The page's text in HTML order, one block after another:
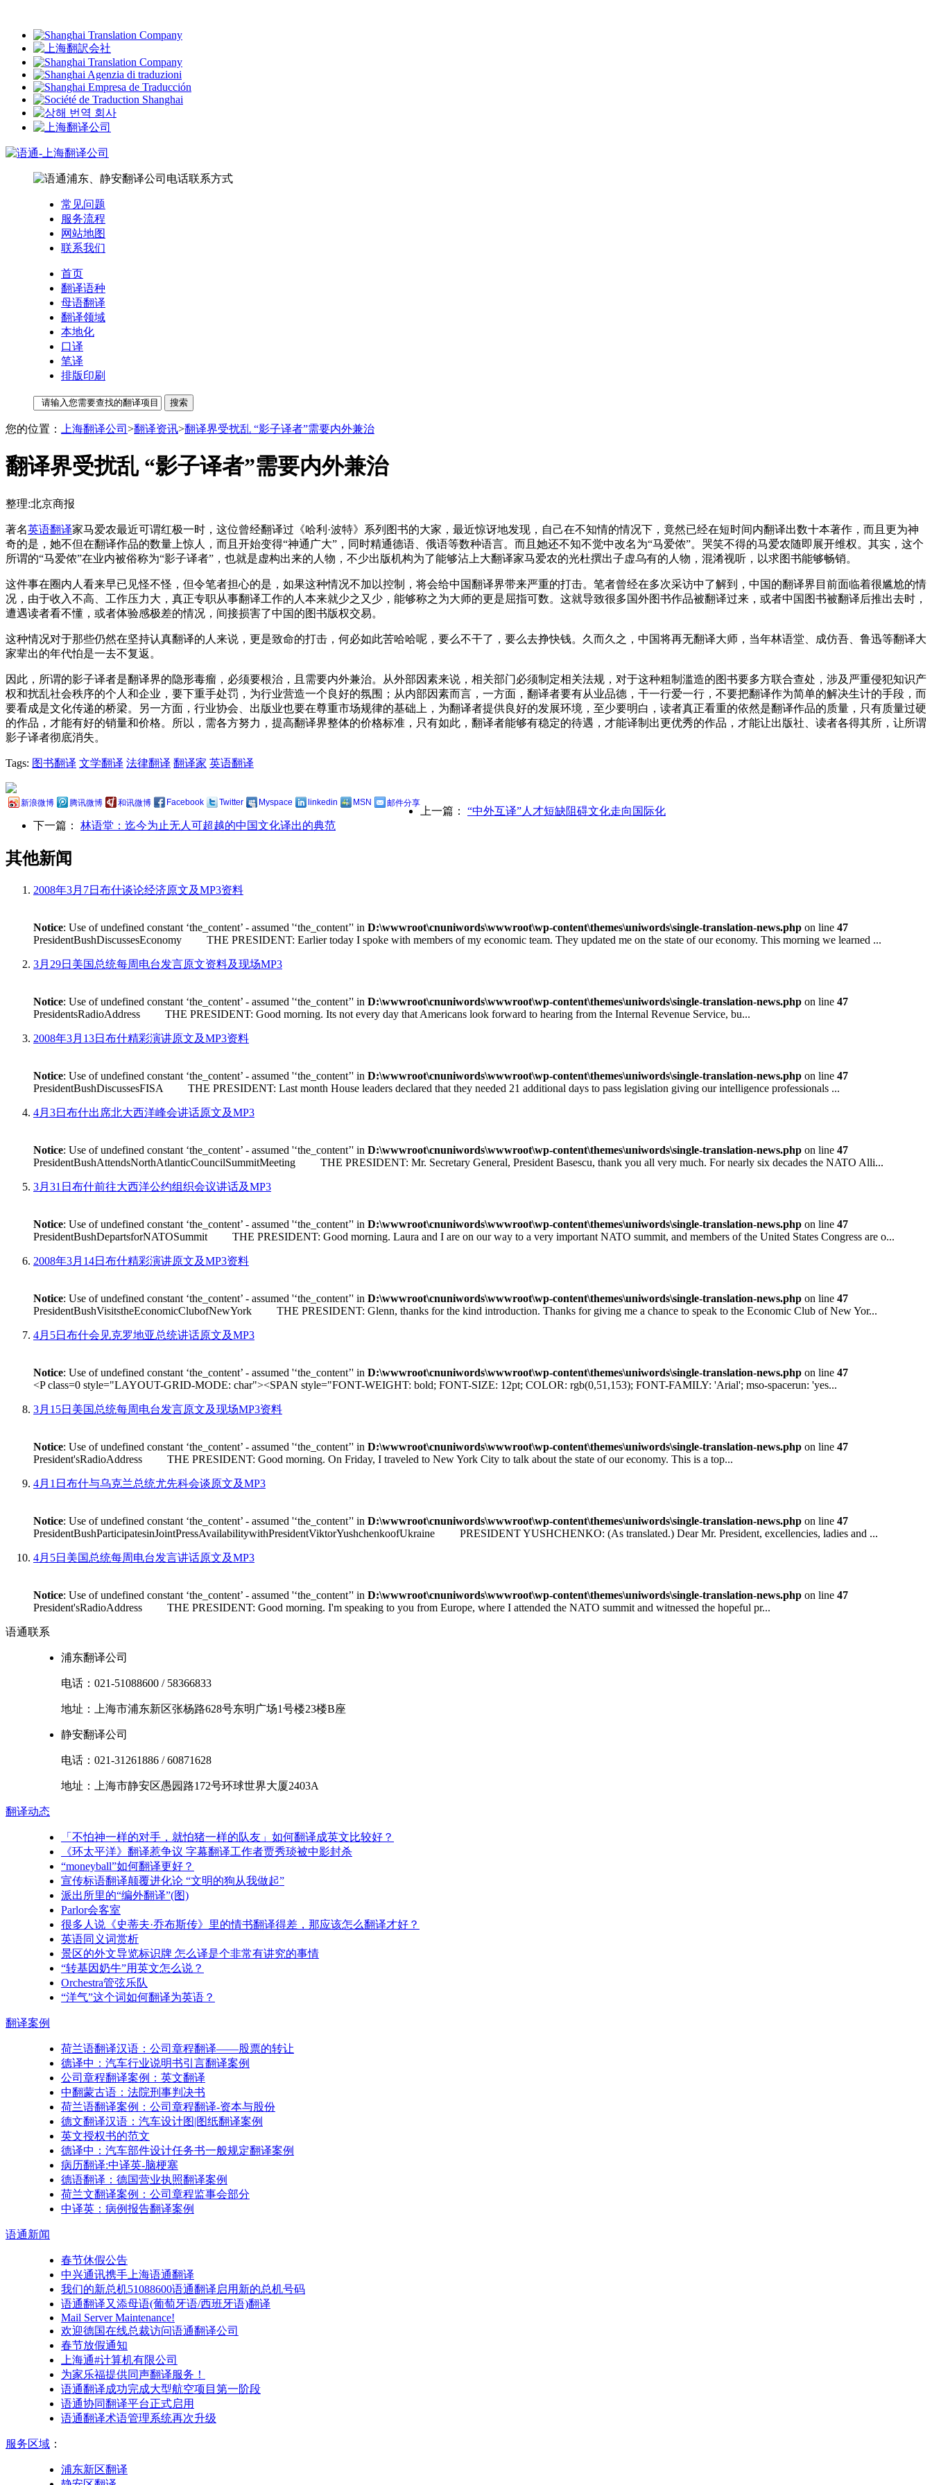
常见问题
服务流程
网站地图
联系我们
首页
翻译语种
母语翻译
翻译领域
本地化
口译
笔译
排版印刷
您的位置： 上海翻译公司 >翻译资讯>翻译界受扰乱 “影子译者”需要内外兼治
翻译界受扰乱 “影子译者”需要内外兼治
整理:北京商报
著名英语翻译家马爱农最近可谓红极一时，这位曾经翻译过《哈利·波特》系列图书的大家，最近惊讶地发现，自己在不知情的情况下，竟然已经在短时间内翻译出数十本著作，而且更为神
奇的是，她不但在翻译作品的数量上惊人，而且开始变得“神通广大”，同时精通德语、俄语等数种语言。而且她还不知不觉中改名为“马爱侬”。哭笑不得的马爱农随即展开维权。其实，这个
所谓的“马爱侬”在业内被俗称为“影子译者”，也就是虚构出来的人物，不少出版机构为了能够沾上大翻译家马爱农的光杜撰出子虚乌有的人物，混淆视听，以求图书能够畅销。
这件事在圈内人看来早已见怪不怪，但令笔者担心的是，如果这种情况不加以控制，将会给中国翻译界带来严重的打击。笔者曾经在多次采访中了解到，中国的翻译界目前面临着很尴尬的情
况，由于收入不高、工作压力大，真正专职从事翻译工作的人本来就少之又少，能够称之为大师的更是屈指可数。这就导致很多国外图书作品被翻译过来，或者中国图书被翻译后推出去时，
遭遇读者看不懂，或者体验感极差的情况，间接损害了中国的图书版权交易。
这种情况对于那些仍然在坚持认真翻译的人来说，更是致命的打击，何必如此苦哈哈呢，要么不干了，要么去挣快钱。久而久之，中国将再无翻译大师，当年林语堂、成仿吾、鲁迅等翻译大
家辈出的年代怕是一去不复返。
因此，所谓的影子译者是翻译界的隐形毒瘤，必须要根治，且需要内外兼治。从外部因素来说，相关部门必须制定相关法规，对于这种粗制滥造的图书要多方联合查处，涉及严重侵犯知识产
权和扰乱社会秩序的个人和企业，要下重手处罚，为行业营造一个良好的氛围；从内部因素而言，一方面，翻译者要有从业品德，干一行爱一行，不要把翻译作为简单的解决生计的手段，而
要看成是文化传递的桥梁。另一方面，行业协会、出版业也要在尊重市场规律的基础上，为翻译者提供良好的发展环境，至少要明白，读者真正看重的依然是翻译作品的质量，只有质量过硬
的作品，才能有好的销量和价格。所以，需各方努力，提高翻译界整体的价格标准，只有如此，翻译者能够有稳定的待遇，才能译制出更优秀的作品，才能让出版社、读者各得其所，让所谓
影子译者彻底消失。
Tags: 图书翻译 文学翻译 法律翻译 翻译家 英语翻译
新浪微博 腾讯微博 和讯微博 Facebook Twitter Myspace linkedin MSN 邮件分享
上一篇： “中外互译”人才短缺阻碍文化走向国际化
下一篇： 林语堂：迄今为止无人可超越的中国文化译出的典范
其他新闻
2008年3月7日布什谈论经济原文及MP3资料
Notice: Use of undefined constant ‘the_content’ - assumed '‘the_content’' in D:\wwwroot\cnuniwords\wwwroot\wp-content\themes\uniwords\single-translation-news.php on line 47
PresidentBushDiscussesEconomy THE PRESIDENT: Earlier today I spoke with members of my economic team. They updated me on the state of our economy. This morning we learned ...
3月29日美国总统每周电台发言原文资料及现场MP3
Notice: Use of undefined constant ‘the_content’ - assumed '‘the_content’' in D:\wwwroot\cnuniwords\wwwroot\wp-content\themes\uniwords\single-translation-news.php on line 47
PresidentsRadioAddress THE PRESIDENT: Good morning. Its not every day that Americans look forward to hearing from the Internal Revenue Service, bu...
2008年3月13日布什精彩演讲原文及MP3资料
Notice: Use of undefined constant ‘the_content’ - assumed '‘the_content’' in D:\wwwroot\cnuniwords\wwwroot\wp-content\themes\uniwords\single-translation-news.php on line 47
PresidentBushDiscussesFISA THE PRESIDENT: Last month House leaders declared that they needed 21 additional days to pass legislation giving our intelligence professionals ...
4月3日布什出席北大西洋峰会讲话原文及MP3
Notice: Use of undefined constant ‘the_content’ - assumed '‘the_content’' in D:\wwwroot\cnuniwords\wwwroot\wp-content\themes\uniwords\single-translation-news.php on line 47
PresidentBushAttendsNorthAtlanticCouncilSummitMeeting THE PRESIDENT: Mr. Secretary General, President Basescu, thank you all very much. For nearly six decades the NATO Alli...
3月31日布什前往大西洋公约组织会议讲话及MP3
Notice: Use of undefined constant ‘the_content’ - assumed '‘the_content’' in D:\wwwroot\cnuniwords\wwwroot\wp-content\themes\uniwords\single-translation-news.php on line 47
PresidentBushDepartsforNATOSummit THE PRESIDENT: Good morning. Laura and I are on our way to a very important NATO summit, and members of the United States Congress are o...
2008年3月14日布什精彩演讲原文及MP3资料
Notice: Use of undefined constant ‘the_content’ - assumed '‘the_content’' in D:\wwwroot\cnuniwords\wwwroot\wp-content\themes\uniwords\single-translation-news.php on line 47
PresidentBushVisitstheEconomicClubofNewYork THE PRESIDENT: Glenn, thanks for the kind introduction. Thanks for giving me a chance to speak to the Economic Club of New Yor...
4月5日布什会见克罗地亚总统讲话原文及MP3
Notice: Use of undefined constant ‘the_content’ - assumed '‘the_content’' in D:\wwwroot\cnuniwords\wwwroot\wp-content\themes\uniwords\single-translation-news.php on line 47
<P class=0 style="LAYOUT-GRID-MODE: char"><SPAN style="FONT-WEIGHT: bold; FONT-SIZE: 12pt; COLOR: rgb(0,51,153); FONT-FAMILY: 'Arial'; mso-spacerun: 'yes...
3月15日美国总统每周电台发言原文及现场MP3资料
Notice: Use of undefined constant ‘the_content’ - assumed '‘the_content’' in D:\wwwroot\cnuniwords\wwwroot\wp-content\themes\uniwords\single-translation-news.php on line 47
President'sRadioAddress THE PRESIDENT: Good morning. On Friday, I traveled to New York City to talk about the state of our economy. This is a top...
4月1日布什与乌克兰总统尤先科会谈原文及MP3
Notice: Use of undefined constant ‘the_content’ - assumed '‘the_content’' in D:\wwwroot\cnuniwords\wwwroot\wp-content\themes\uniwords\single-translation-news.php on line 47
PresidentBushParticipatesinJointPressAvailabilitywithPresidentViktorYushchenkoofUkraine PRESIDENT YUSHCHENKO: (As translated.) Dear Mr. President, excellencies, ladies and ...
4月5日美国总统每周电台发言讲话原文及MP3
Notice: Use of undefined constant ‘the_content’ - assumed '‘the_content’' in D:\wwwroot\cnuniwords\wwwroot\wp-content\themes\uniwords\single-translation-news.php on line 47
President'sRadioAddress THE PRESIDENT: Good morning. I'm speaking to you from Europe, where I attended the NATO summit and witnessed the hopeful pr...
语通联系
浦东翻译公司
电话： 021-51088600 / 58366833
地址： 上海市浦东新区张杨路628号东明广场1号楼23楼B座
静安翻译公司
电话： 021-31261886 /60871628
地址： 上海市静安区愚园路172号环球世界大厦2403A
翻译动态
「不怕神一样的对手，就怕猪一样的队友」如何翻译成英文比较好？
《环太平洋》翻译惹争议 字幕翻译工作者贾秀琰被中影封杀
“moneyball”如何翻译更好？
宣传标语翻译颠覆进化论 “文明的狗从我做起”
派出所里的“编外翻译”(图)
Parlor会客室
很多人说《史蒂夫·乔布斯传》里的情书翻译得差，那应该怎么翻译才好？
英语同义词赏析
景区的外文导览标识牌 怎么译是个非常有讲究的事情
“转基因奶牛”用英文怎么说？
Orchestra管弦乐队
“洋气”这个词如何翻译为英语？
翻译案例
荷兰语翻译汉语：公司章程翻译——股票的转让
德译中：汽车行业说明书引言翻译案例
公司章程翻译案例：英文翻译
中翻蒙古语：法院刑事判决书
荷兰语翻译案例：公司章程翻译-资本与股份
德文翻译汉语：汽车设计图|图纸翻译案例
英文授权书的范文
德译中：汽车部件设计任务书一般规定翻译案例
病历翻译:中译英-脑梗塞
德语翻译：德国营业执照翻译案例
荷兰文翻译案例：公司章程监事会部分
中译英：病例报告翻译案例
语通新闻
春节休假公告
中兴通讯携手上海语通翻译
我们的新总机51088600语通翻译启用新的总机号码
语通翻译又添母语(葡萄牙语/西班牙语)翻译
Mail Server Maintenance!
欢迎德国在线总裁访问语通翻译公司
春节放假通知
上海通#计算机有限公司
为家乐福提供同声翻译服务！
语通翻译成功完成大型航空项目第一阶段
语通协同翻译平台正式启用
语通翻译术语管理系统再次升级
服务区域 ：
浦东新区翻译